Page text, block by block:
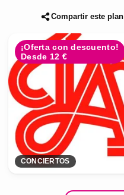
Compartir este plan
¡Oferta con descuento!
Desde 12 €
CONCIERTOS